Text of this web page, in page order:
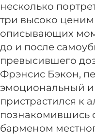
несколько
три высоко
описывающих
до и после
превысившего
Фрэнсис Бэкон,
эмоциональный
пристрастился к
познакомившись
барменом